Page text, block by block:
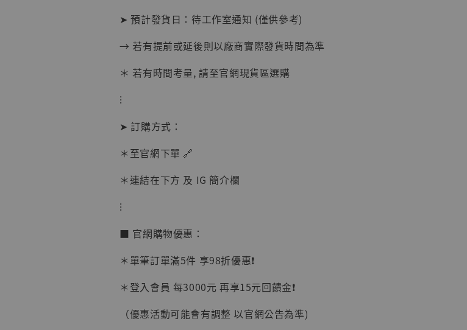
BJSTUDIO 1/6系列
NT$ 5,300
➤ 預計發貨日：待工作室通知 (僅供參考)
→ 若有提前或延後則以廠商實際發貨時間為準
＊ 若有時間考量, 請至官網現貨區選購
⁝
➤ 訂購方式：
＊至官網下單 🔗
＊連結在下方 及 IG 簡介欄
⁝
■ 官網購物優惠：
＊單筆訂單滿5件 享98折優惠❗️
＊登入會員 每3000元 再享15元回饋金❗️
（優惠活動可能會有調整 以官網公告為準)